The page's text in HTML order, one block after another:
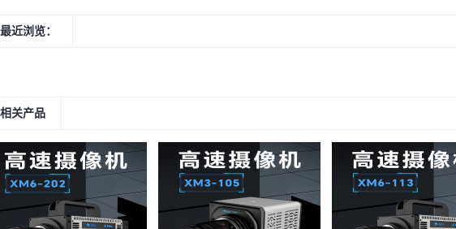
最近浏览：
相关产品